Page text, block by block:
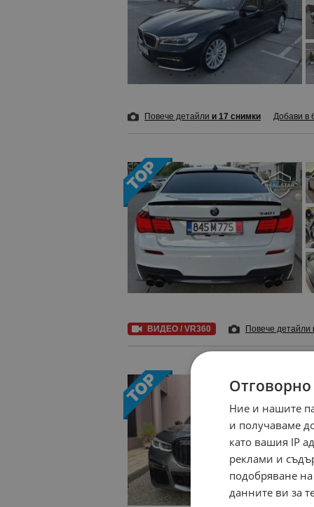
Повече детайли и 17 снимки Добави в
ВИДЕО / VR360 Повече детайли
Ние и нашите
и получаваме
като вашия IP
реклами и
подобряване на
данните ви за